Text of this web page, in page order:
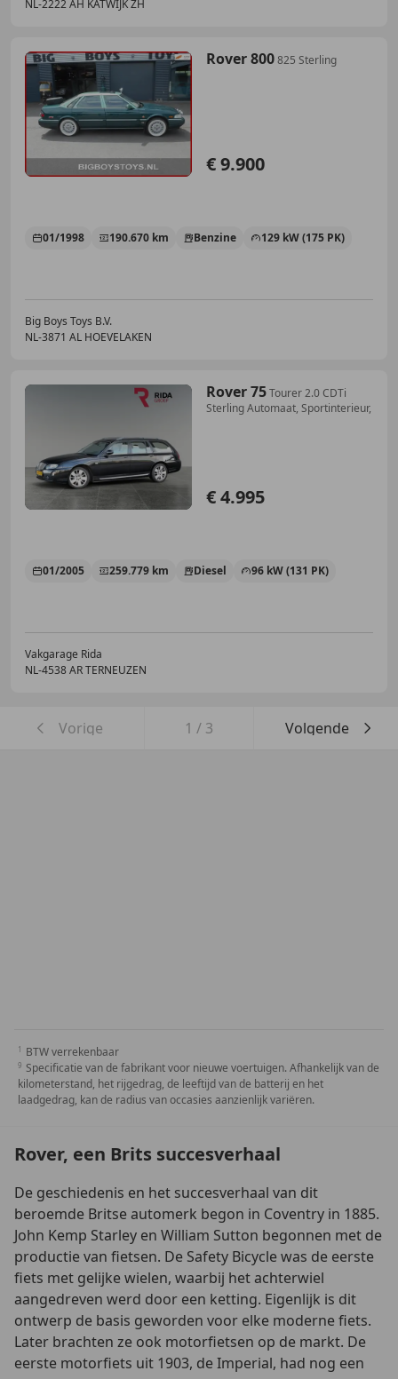
NL-2222 AH KATWIJK ZH
Rover 800825 Sterling
€ 9.900
01/1998 190.670 km Benzine 129 kW (175 PK)
Big Boys Toys B.V.
NL-3871 AL HOEVELAKEN
Rover 75Tourer 2.0 CDTi
Sterling Automaat, Sportinterieur,
€ 4.995
01/2005 259.779 km Diesel 96 kW (131 PK)
Vakgarage Rida
NL-4538 AR TERNEUZEN
Vorige 1 / 3 Volgende
BTW verrekenbaar
Specificatie van de fabrikant voor nieuwe voertuigen. Afhankelijk van de
kilometerstand, het rijgedrag, de leeftijd van de batterij en het
laadgedrag, kan de radius van occasies aanzienlijk variëren.
Rover, een Brits succesverhaal
De geschiedenis en het succesverhaal van dit
beroemde Britse automerk begon in Coventry in 1885.
John Kemp Starley en William Sutton begonnen met de
productie van fietsen. De Safety Bicycle was de eerste
fiets met gelijke wielen, waarbij het achterwiel
aangedreven werd door een ketting. Eigenlijk is dit
ontwerp de basis geworden voor elke moderne fiets.
Later brachten ze ook motorfietsen op de markt. De
eerste motorfiets uit 1903, de Imperial, had nog een